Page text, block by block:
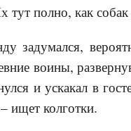
тут полно, как
задумался,
воины,
и ускакал в
ищет колготки.